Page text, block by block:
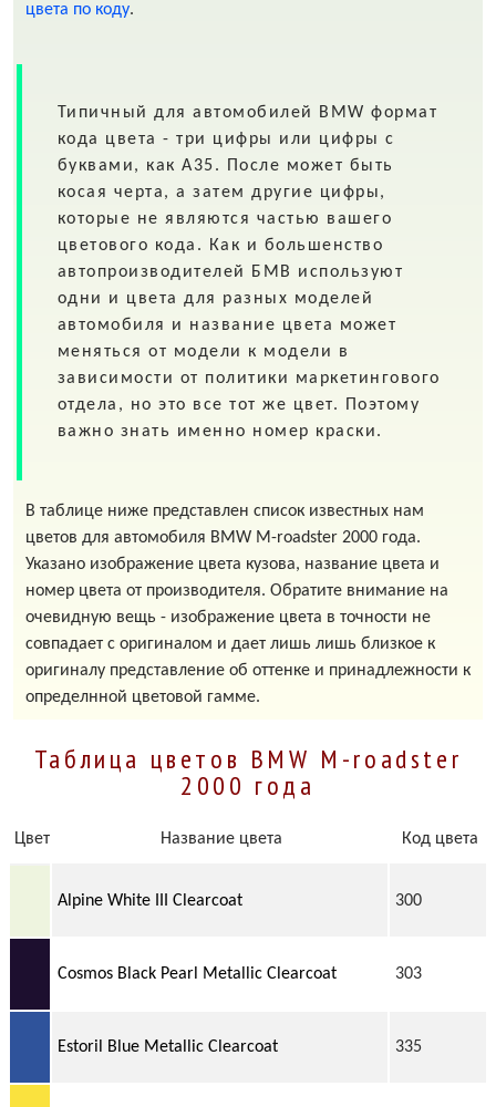
цвета по коду.
Типичный для автомобилей BMW формат
кода цвета - три цифры или цифры с
буквами, как A35. После может быть
косая черта, а затем другие цифры,
которые не являются частью вашего
цветового кода. Как и большенство
автопроизводителей БМВ используют
одни и цвета для разных моделей
автомобиля и название цвета может
меняться от модели к модели в
зависимости от политики маркетингового
отдела, но это все тот же цвет. Поэтому
важно знать именно номер краски.
В таблице ниже представлен список известных нам
цветов для автомобиля BMW M-roadster 2000 года.
Указано изображение цвета кузова, название цвета и
номер цвета от производителя. Обратите внимание на
очевидную вещь - изображение цвета в точности не
совпадает с оригиналом и дает лишь лишь близкое к
оригиналу представление об оттенке и принадлежности к
определнной цветовой гамме.
Таблица цветов BMW M-roadster
2000 года
Цвет Название цвета Код цвета
Alpine White III Clearcoat 300
Cosmos Black Pearl Metallic Clearcoat 303
Estoril Blue Metallic Clearcoat 335